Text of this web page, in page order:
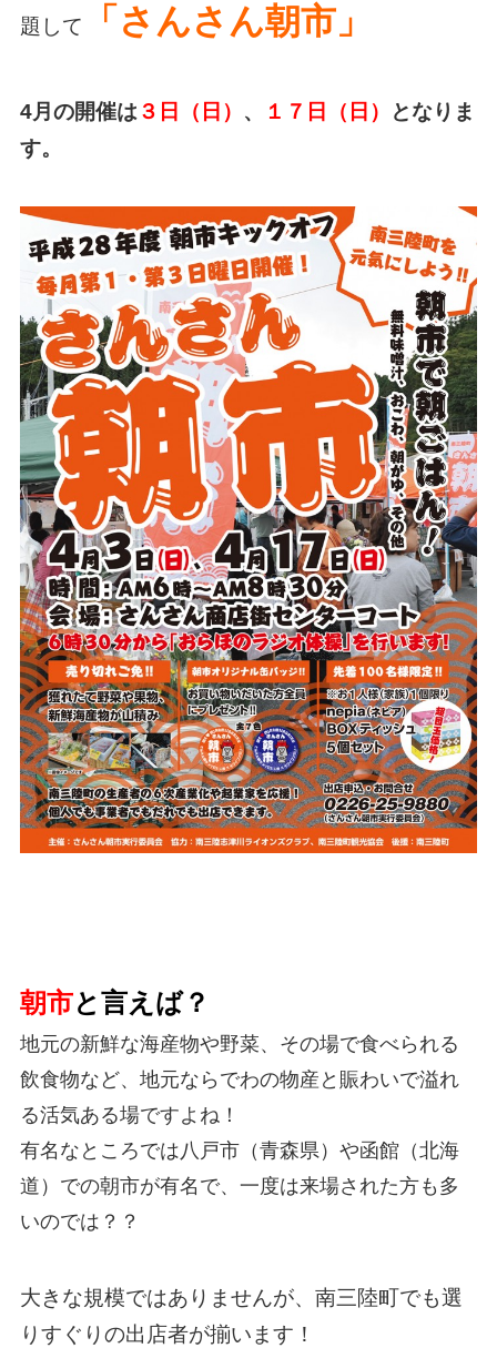
題して 「さんさん朝市」
4月の開催は ３日（日） 、 １７日（日）
となりま
す。
朝市と言えば？
地元の新鮮な海産物や野菜、その場で食べられる
飲食物など、地元ならでわの物産と賑わいで溢れ
る活気ある場ですよね！
有名なところでは八戸市（青森県）や函館（北海
道）での朝市が有名で、一度は来場された方も多
いのでは？？
大きな規模ではありませんが、南三陸町でも選
りすぐりの出店者が揃います！